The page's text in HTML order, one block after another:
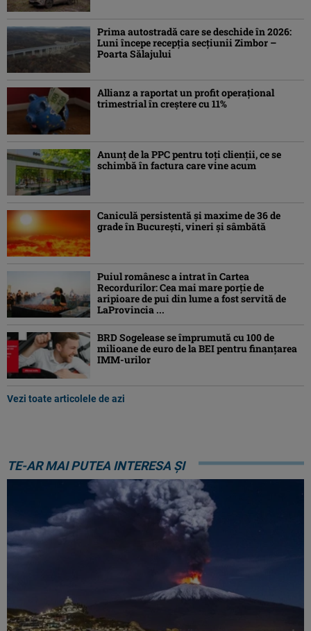
Prima autostradă care se deschide în 2026:
Luni începe recepția secțiunii Zimbor –
Poarta Sălajului
Allianz a raportat un profit operaţional
trimestrial în creștere cu 11%
Anunț de la PPC pentru toți clienții, ce se
schimbă în factura care vine acum
Caniculă persistentă şi maxime de 36 de
grade în Bucureşti, vineri şi sâmbătă
Puiul românesc a intrat în Cartea
Recordurilor: Cea mai mare porție de
aripioare de pui din lume a fost servită de
LaProvincia ...
BRD Sogelease se împrumută cu 100 de
milioane de euro de la BEI pentru finanțarea
IMM-urilor
Vezi toate articolele de azi
TE-AR MAI PUTEA INTERESA ȘI